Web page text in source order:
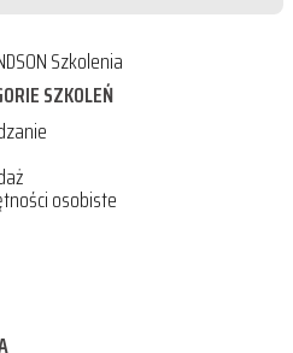
Szkolenia
SZKOLEŃ
osobiste